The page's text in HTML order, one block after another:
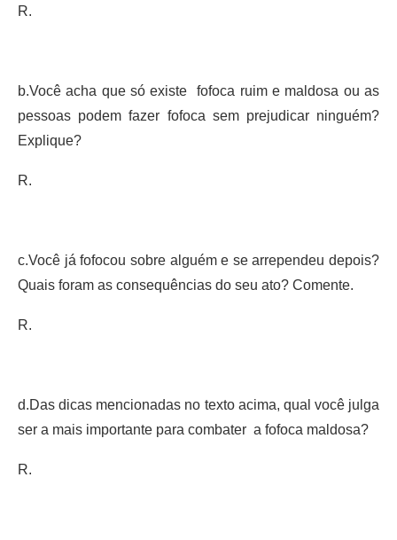
R.
b.Você acha que só existe fofoca ruim e maldosa ou as
pessoas podem fazer fofoca sem prejudicar ninguém?
Explique?
R.
c.Você já fofocou sobre alguém e se arrependeu depois?
Quais foram as consequências do seu ato? Comente.
R.
d.Das dicas mencionadas no texto acima, qual você julga
ser a mais importante para combater a fofoca maldosa?
R.